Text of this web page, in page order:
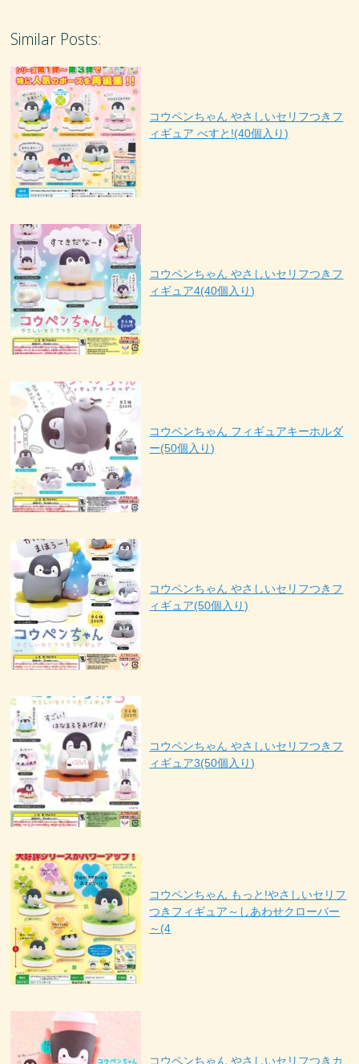
Similar Posts:
コウペンちゃん やさしいセリフつきフ
ィギュア べすと!(40個入り)
コウペンちゃん やさしいセリフつきフ
ィギュア4(40個入り)
コウペンちゃん フィギュアキーホルダ
ー(50個入り)
コウペンちゃん やさしいセリフつきフ
ィギュア(50個入り)
コウペンちゃん やさしいセリフつきフ
ィギュア3(50個入り)
コウペンちゃん もっと!やさしいセリフ
つきフィギュア～しあわせクローバー
～(4
コウペンちゃん やさしいセリフつきカ